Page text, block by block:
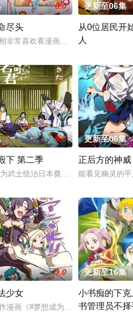
6.0
尽头
非常喜欢看漫画，尤其是 ☆野0 的《
更新至06集
从0位居民开
人
6.0
下 第二季
武士统治日本奠定基石的镰仓幕府
更新至06集
正后方的神威
能看见幽灵的
9.0
少女
漫画《#梦想成为魔法少女#》宣布
更新至16集
小书痴的下
书管理员不